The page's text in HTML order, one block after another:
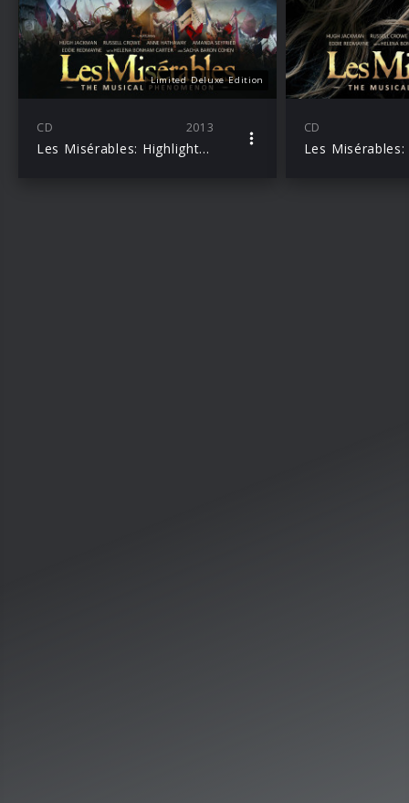
Limited Deluxe Edition
CD 2013
Les Misérables: Highlights From The Motion Picture Soundtrack Deluxe
CD